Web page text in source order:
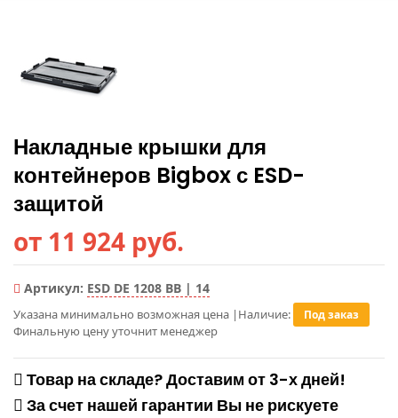
Накладные крышки для
контейнеров Bigbox с ESD-
защитой
от 11 924 руб.
Артикул: ESD DE 1208 BB | 14
Указана минимально возможная цена |
Финальную цену уточнит менеджер
Наличие: Под заказ
Товар на складе? Доставим от 3-х дней!
За счет нашей гарантии Вы не рискуете